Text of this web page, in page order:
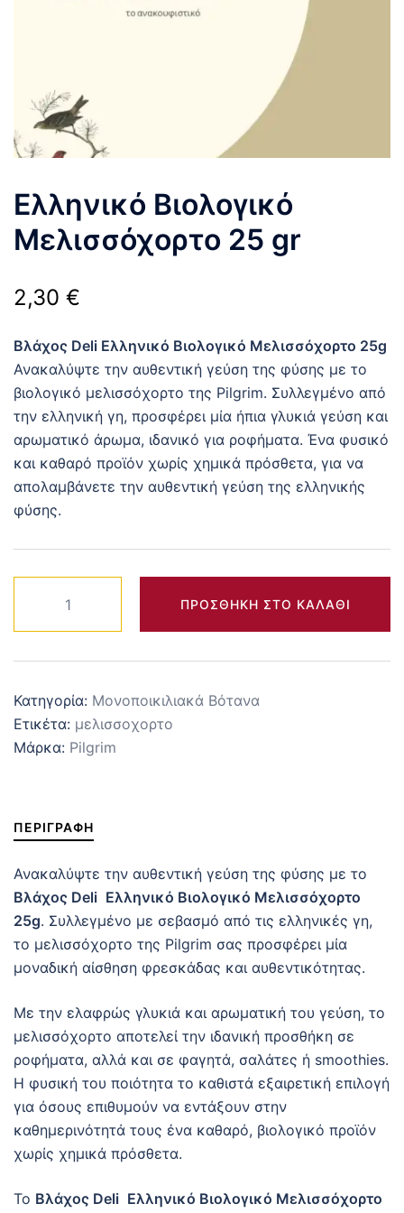
Ελληνικό Βιολογικό
Μελισσόχορτο 25 gr
2,30 €
Βλάχος Deli Ελληνικό Βιολογικό Μελισσόχορτο 25g
Ανακαλύψτε την αυθεντική γεύση της φύσης με το
βιολογικό μελισσόχορτο της Pilgrim. Συλλεγμένο από
την ελληνική γη, προσφέρει μία ήπια γλυκιά γεύση και
αρωματικό άρωμα, ιδανικό για ροφήματα. Ένα φυσικό
και καθαρό προϊόν χωρίς χημικά πρόσθετα, για να
απολαμβάνετε την αυθεντική γεύση της ελληνικής
φύσης.
Βιολογικό
Μελισσόχορτο
25
ποσότητα
ΠΡΟΣΘΉΚΗ ΣΤΟ ΚΑΛΆΘΙ
Κατηγορία: Μονοποικιλιακά Βότανα
Ετικέτα: μελισσοχορτο
Μάρκα: Pilgrim
ΠΕΡΙΓΡΑΦΉ
Ανακαλύψτε την αυθεντική γεύση της φύσης με το
Βλάχος Deli Ελληνικό Βιολογικό Μελισσόχορτο
25g. Συλλεγμένο με σεβασμό από τις ελληνικές γη,
το μελισσόχορτο της Pilgrim σας προσφέρει μία
μοναδική αίσθηση φρεσκάδας και αυθεντικότητας.
Με την ελαφρώς γλυκιά και αρωματική του γεύση, το
μελισσόχορτο αποτελεί την ιδανική προσθήκη σε
ροφήματα, αλλά και σε φαγητά, σαλάτες ή smoothies.
Η φυσική του ποιότητα το καθιστά εξαιρετική επιλογή
για όσους επιθυμούν να εντάξουν στην
καθημερινότητά τους ένα καθαρό, βιολογικό προϊόν
χωρίς χημικά πρόσθετα.
Το Βλάχος Deli Ελληνικό Βιολογικό Μελισσόχορτο